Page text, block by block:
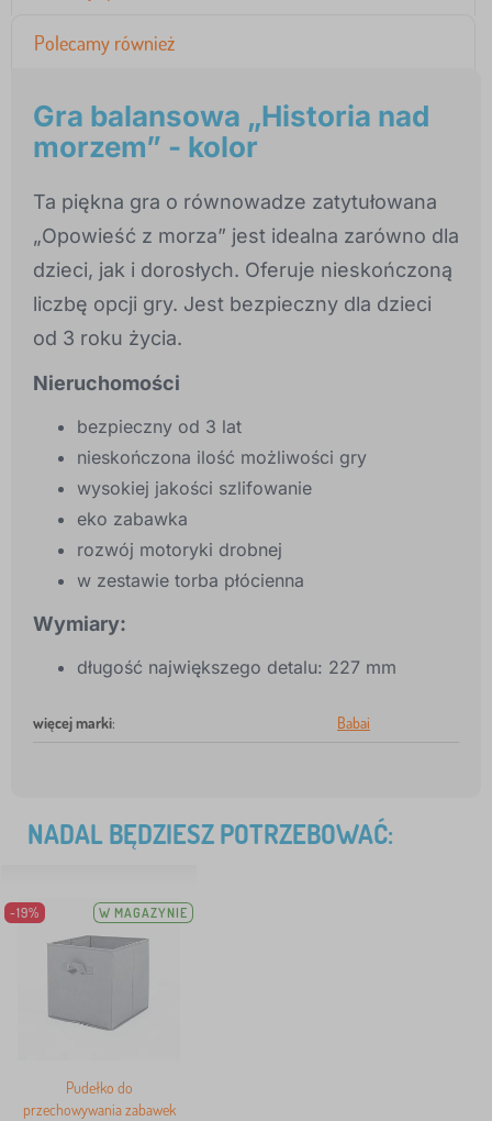
Polecamy również
Gra balansowa „Historia nad
morzem” - kolor
Ta piękna gra o równowadze zatytułowana
„Opowieść z morza” jest idealna zarówno dla
dzieci, jak i dorosłych. Oferuje nieskończoną
liczbę opcji gry. Jest bezpieczny dla dzieci
od 3 roku życia.
Nieruchomości
bezpieczny od 3 lat
nieskończona ilość możliwości gry
wysokiej jakości szlifowanie
eko zabawka
rozwój motoryki drobnej
w zestawie torba płócienna
Wymiary:
długość największego detalu: 227 mm
więcej marki: Babai
NADAL BĘDZIESZ POTRZEBOWAĆ:
-19% W MAGAZYNIE
Pudełko do
przechowywania zabawek